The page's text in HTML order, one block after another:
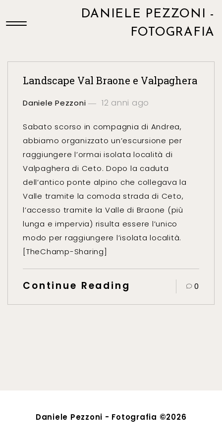
DANIELE PEZZONI -
FOTOGRAFIA
Landscape Val Braone e Valpaghera
Daniele Pezzoni 12 anni ago
Sabato scorso in compagnia di Andrea,
abbiamo organizzato un’escursione per
raggiungere l’ormai isolata località di
Valpaghera di Ceto. Dopo la caduta
dell’antico ponte alpino che collegava la
Valle tramite la comoda strada di Ceto,
l’accesso tramite la Valle di Braone (più
lunga e impervia) risulta essere l’unico
modo per raggiungere l’isolata località.
[TheChamp-Sharing]
Continue Reading 0
Daniele Pezzoni - Fotografia ©2026